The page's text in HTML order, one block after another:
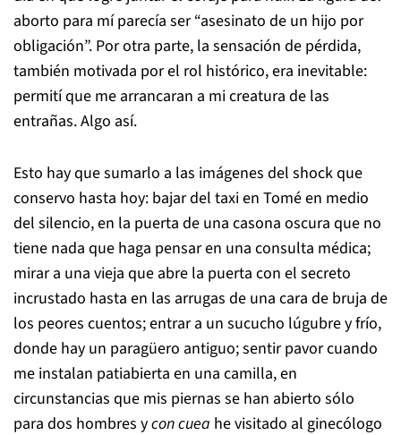
aborto para mí parecía ser “asesinato de un hijo por
obligación”. Por otra parte, la sensación de pérdida,
también motivada por el rol histórico, era inevitable:
permití que me arrancaran a mi creatura de las
entrañas. Algo así.
Esto hay que sumarlo a las imágenes del shock que
conservo hasta hoy: bajar del taxi en Tomé en medio
del silencio, en la puerta de una casona oscura que no
tiene nada que haga pensar en una consulta médica;
mirar a una vieja que abre la puerta con el secreto
incrustado hasta en las arrugas de una cara de bruja de
los peores cuentos; entrar a un sucucho lúgubre y frío,
donde hay un paragüero antiguo; sentir pavor cuando
me instalan patiabierta en una camilla, en
circunstancias que mis piernas se han abierto sólo
para dos hombres ycon cuea he visitado al ginecólogo